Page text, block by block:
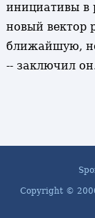
инициативы в
новый вектор
ближайшую,
-- заключил
Copyright ©